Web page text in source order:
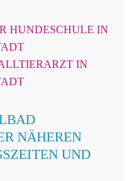
HUNDESCHULE IN
IN
NÄHEREN
UND